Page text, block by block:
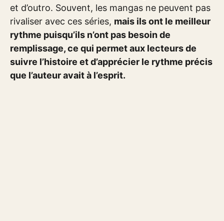
et d’outro. Souvent, les mangas ne peuvent pas
rivaliser avec ces séries, mais ils ont le meilleur
rythme puisqu’ils n’ont pas besoin de
remplissage, ce qui permet aux lecteurs de
suivre l’histoire et d’apprécier le rythme précis
que l’auteur avait à l’esprit.